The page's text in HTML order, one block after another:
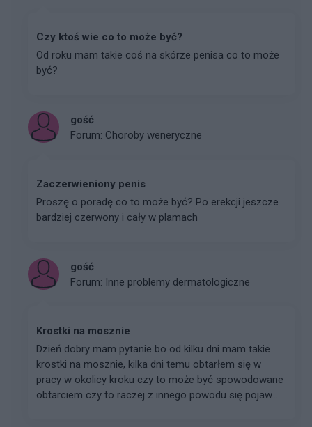
Czy ktoś wie co to może być?
Od roku mam takie coś na skórze penisa co to może
być?
gość
Forum: Choroby weneryczne
Zaczerwieniony penis
Proszę o poradę co to może być? Po erekcji jeszcze
bardziej czerwony i cały w plamach
gość
Forum: Inne problemy dermatologiczne
Krostki na mosznie
Dzień dobry mam pytanie bo od kilku dni mam takie
krostki na mosznie, kilka dni temu obtarłem się w
pracy w okolicy kroku czy to może być spowodowane
obtarciem czy to raczej z innego powodu się pojaw...